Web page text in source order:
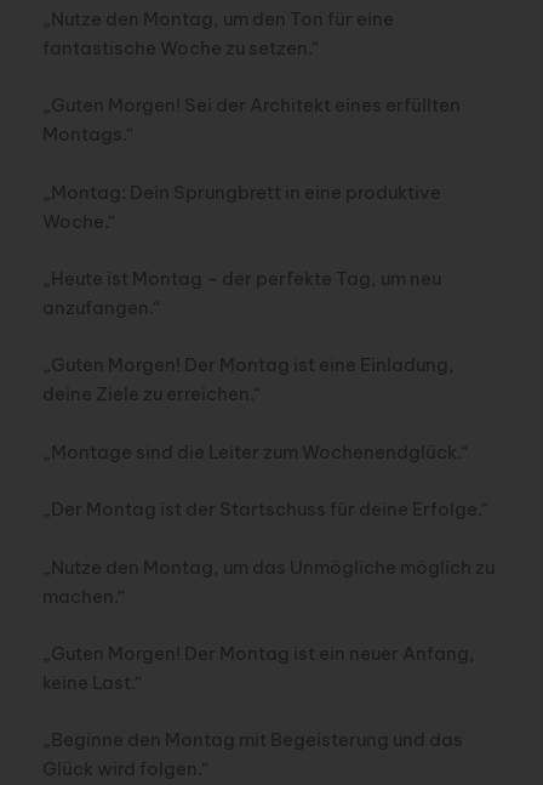
„Nutze den Montag, um den Ton für eine
fantastische Woche zu setzen.“
„Guten Morgen! Sei der Architekt eines erfüllten
Montags.“
„Montag: Dein Sprungbrett in eine produktive
Woche.“
„Heute ist Montag – der perfekte Tag, um neu
anzufangen.“
„Guten Morgen! Der Montag ist eine Einladung,
deine Ziele zu erreichen.“
„Montage sind die Leiter zum Wochenendglück.“
„Der Montag ist der Startschuss für deine Erfolge.“
„Nutze den Montag, um das Unmögliche möglich zu
machen.“
„Guten Morgen! Der Montag ist ein neuer Anfang,
keine Last.“
„Beginne den Montag mit Begeisterung und das
Glück wird folgen.“